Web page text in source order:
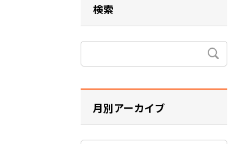
検索
月別アーカイブ